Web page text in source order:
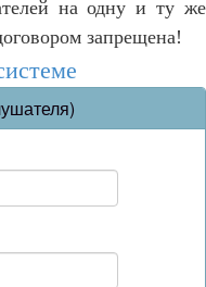
на одну и ту же
запрещена!